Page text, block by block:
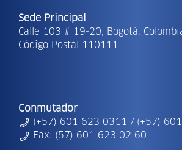
Sede Principal
Calle 103 # 19-20, Bogotá,
Código Postal 110111
Conmutador
(+57) 601 623 0311 / (+57)
Fax: (57) 601 623 02 60